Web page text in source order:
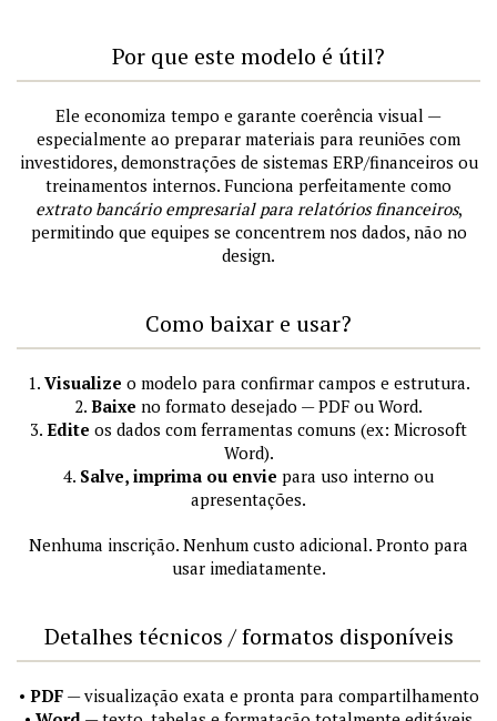
Por que este modelo é útil?
Ele economiza tempo e garante coerência visual —
especialmente ao preparar materiais para reuniões com
investidores, demonstrações de sistemas ERP/financeiros ou
treinamentos internos. Funciona perfeitamente como
extrato bancário empresarial para relatórios financeiros,
permitindo que equipes se concentrem nos dados, não no
design.
Como baixar e usar?
1. Visualize o modelo para confirmar campos e estrutura.
2. Baixe no formato desejado — PDF ou Word.
3. Edite os dados com ferramentas comuns (ex: Microsoft
Word).
4. Salve, imprima ou envie para uso interno ou
apresentações.
Nenhuma inscrição. Nenhum custo adicional. Pronto para
usar imediatamente.
Detalhes técnicos / formatos disponíveis
• PDF— visualização exata e pronta para compartilhamento